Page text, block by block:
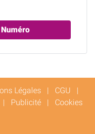
Légales | CGU |
| Publicité | Cookies